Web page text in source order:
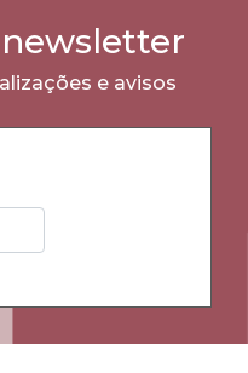
e avisos